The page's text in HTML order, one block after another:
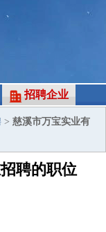
招聘企业
> 慈溪市万宝实业有
聘的职位